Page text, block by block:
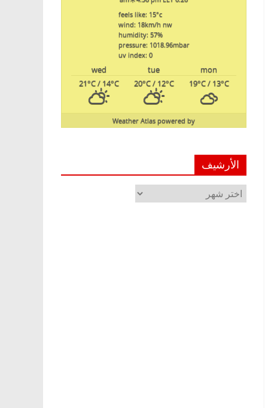
feels like: 15°c
wind: 18km/h nw
humidity: 57%
pressure: 1018.96mbar
uv index: 0
mon
tue
wed
19°C/ 13°C
20°C/ 12°C
21°C/ 14°C
powered by
Weather Atlas
الأرشيف
الأرشيف